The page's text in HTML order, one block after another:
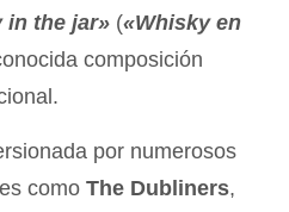
in the jar» («Whisky en
composición
por numerosos
como The Dubliners,